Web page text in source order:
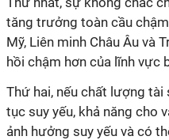
tăng trưởng toàn cầu
Mỹ, Liên minh Châu Âu và
hồi chậm hơn của lĩnh vực
Thứ hai, nếu chất lượng tài
tục suy yếu, khả năng cho
ảnh hưởng suy yếu và có